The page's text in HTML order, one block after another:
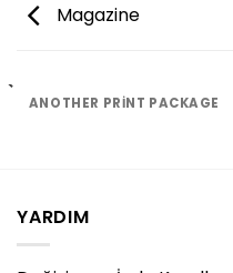
Magazine
ANOTHER PRINT PACKAGE
YARDIM